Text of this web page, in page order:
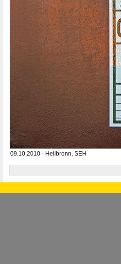
09.10.2010 - Heilbronn, SEH